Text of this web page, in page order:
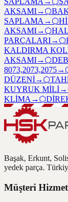
AKSAMI→ ⬡
SAPLAMA→ ⬡
AKSAMI→ ⬡
PARÇALARI→ ⬡
KALDIRMA
AKSAMI→ ⬡
8073,2073,2075→
DÜZENİ→ ⬡
KUYRUK MİLİ→
KLİMA→ ⬡
Başak, Erkunt,
yedek parça.
Müşteri